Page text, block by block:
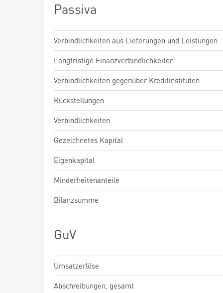
Passiva
Verbindlichkeiten aus Lieferungen und Leistungen
Langfristige Finanzverbindlichkeiten
Verbindlichkeiten gegenüber Kreditinstituten
Rückstellungen
Verbindlichkeiten
Gezeichnetes Kapital
Eigenkapital
Minderheitenanteile
Bilanzsumme
GuV
Umsatzerlöse
Abschreibungen, gesamt